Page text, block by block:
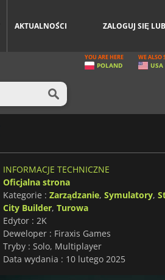
AKTUALNOŚCI ZALOGUJ SIĘ
YOU ARE HERE
POLAND
WE ALSO
USA
INFORMACJE TECHNICZNE
Oficjalna strona
Kategorie : Zarządzanie, Symulatory,
City Builder, Turowa
Edytor : 2K
Deweloper : Firaxis Games
Tryby : Solo, Multiplayer
Data wydania : 10 lutego 2025